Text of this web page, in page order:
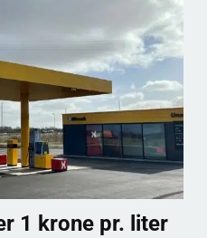
1 krone pr. liter